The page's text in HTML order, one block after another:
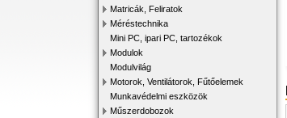
Matricák, Feliratok
Méréstechnika
Mini PC, ipari PC, tartozékok
Modulok
Modulvilág
Motorok, Ventilátorok, Fűtőelemek
Munkavédelmi eszközök
Műszerdobozok